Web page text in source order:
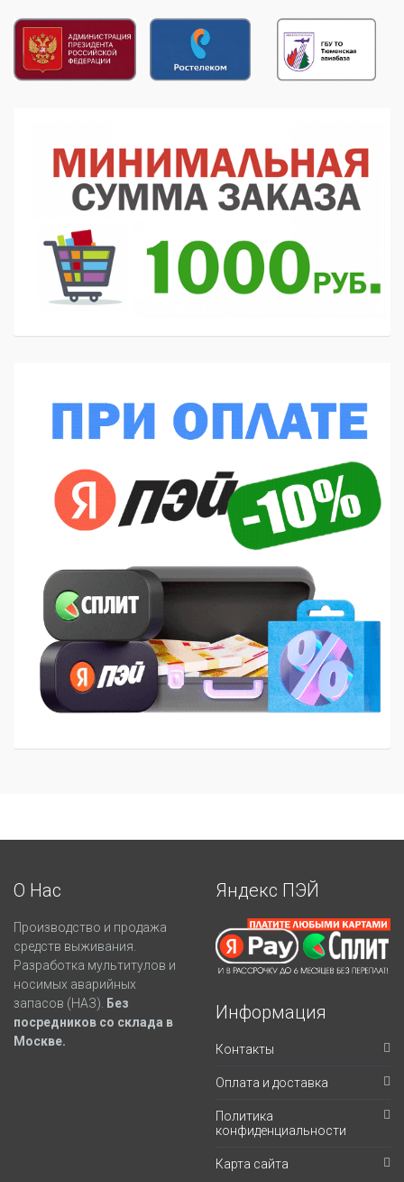
О Нас
Производство и продажа
средств выживания.
Разработка мультитулов и
носимых аварийных
запасов (НАЗ).
Без
посредников со склада в
Москве.
Яндекс ПЭЙ
Информация
Контакты
Оплата и доставка
Политика
конфиденциальности
Карта сайта